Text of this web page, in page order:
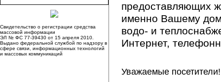
Свидетельство о регистрации средства
массовой информации
ЭЛ № ФС 77-39430 от 15 апреля 2010.
Выдано федеральной службой по надзору в
сфере связи, информационных технологий
и массовых коммуникаций
предоставляющих
именно Вашему
водо- и
Интернет,
Уважаемые посетители!